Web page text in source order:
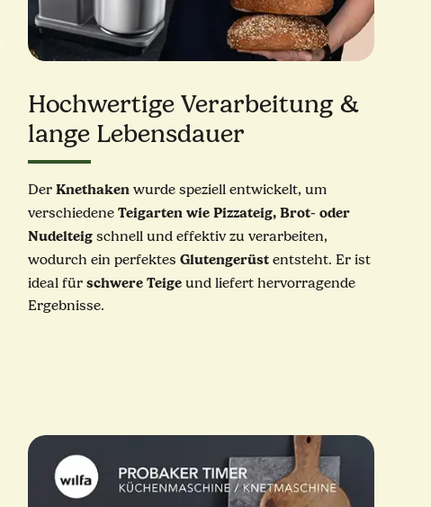
Hochwertige Verarbeitung &
lange Lebensdauer
DerKnethaken wurde speziell entwickelt, um
verschiedeneTeigarten wie Pizzateig, Brot- oder
Nudelteig schnell und effektiv zu verarbeiten,
wodurch ein perfektesGlutengerüst entsteht. Er ist
ideal fürschwere Teige und liefert hervorragende
Ergebnisse.